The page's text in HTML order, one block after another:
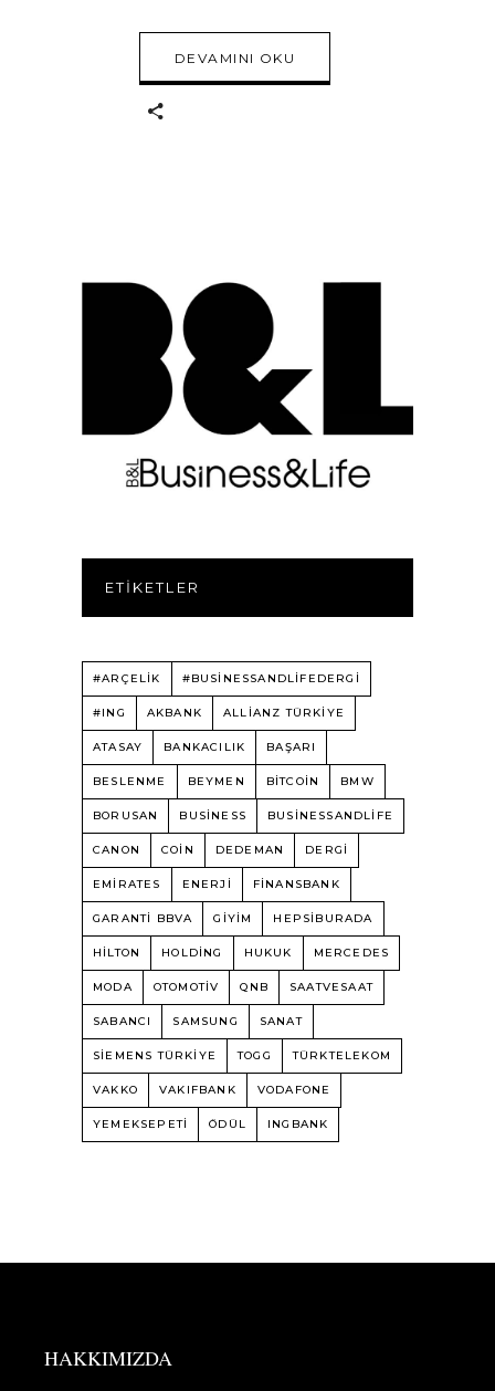
DEVAMINI OKU
ETIKETLER
#ARÇELİK #BUSINESSANDLIFEDERGI
#ING AKBANK ALLIANZ TÜRKIYE
ATASAY BANKACILIK BAŞARI
BESLENME BEYMEN BITCOIN BMW
BORUSAN BUSINESS BUSINESSANDLIFE
CANON COIN DEDEMAN DERGI
EMIRATES ENERJI FINANSBANK
GARANTI BBVA GIYIM HEPSIBURADA
HILTON HOLDING HUKUK MERCEDES
MODA OTOMOTIV QNB SAATVESAAT
SABANCI SAMSUNG SANAT
SIEMENS TÜRKIYE TOGG TÜRKTELEKOM
VAKKO VAKIFBANK VODAFONE
YEMEKSEPETI ÖDÜL INGBANK
HAKKIMIZDA